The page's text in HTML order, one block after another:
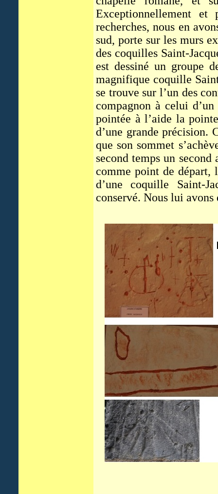
Exceptionnellement
recherches, nous en
sud, porte sur les murs
des coquilles Saint-
est dessiné un groupe
magnifique coquille
se trouve sur l’un des
compagnon à celui
pointée à l’aide la
d’une grande précision.
que son sommet
second temps un
comme point de départ,
d’une coquille Saint-
conservé. Nous lui